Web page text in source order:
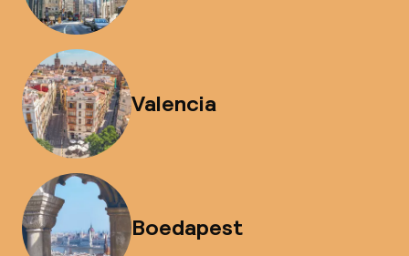
Valencia
Boedapest